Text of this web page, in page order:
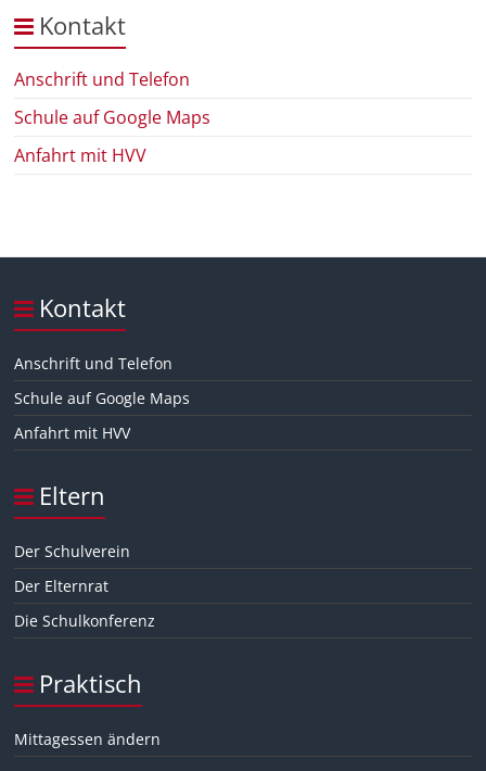
Kontakt
Anschrift und Telefon
Schule auf Google Maps
Anfahrt mit HVV
Kontakt
Anschrift und Telefon
Schule auf Google Maps
Anfahrt mit HVV
Eltern
Der Schulverein
Der Elternrat
Die Schulkonferenz
Praktisch
Mittagessen ändern